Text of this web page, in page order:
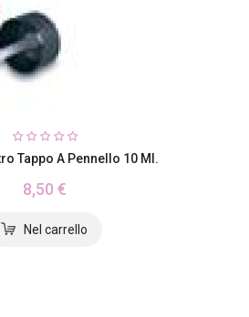
Tappo A Pennello 10 Ml.
8,50 €